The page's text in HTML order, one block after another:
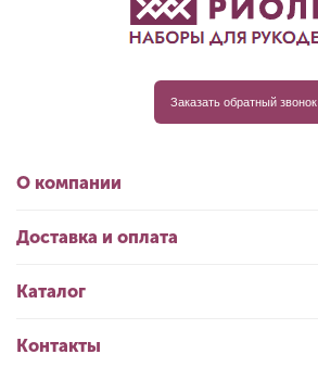
Заказать обратный звонок
О компании
Доставка и оплата
Каталог
Контакты